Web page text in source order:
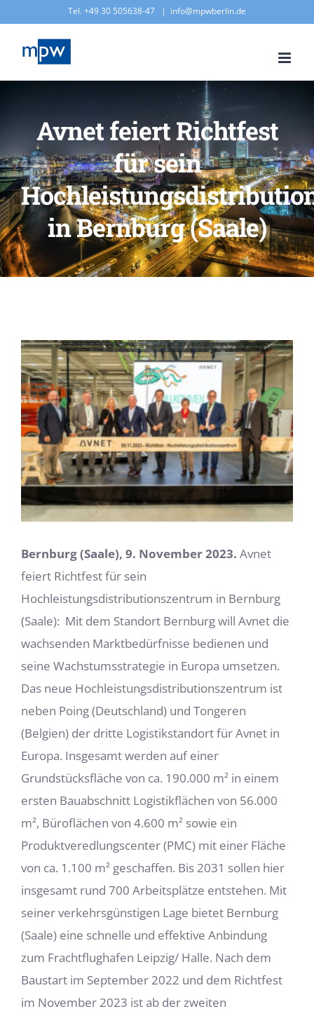
springen
Tel. +49 30 505638-47 | info@mpwberlin.de
Avnet feiert Richtfest
für sein
in Bernburg (Saale)
Zeige
grösseres
Bild
Bernburg (Saale), 9. November 2023. Avnet
feiert Richtfest für sein
Hochleistungsdistributionszentrum in Bernburg
(Saale): Mit dem Standort Bernburg will Avnet die
wachsenden Marktbedürfnisse bedienen und
seine Wachstumsstrategie in Europa umsetzen.
Das neue Hochleistungsdistributionszentrum ist
neben Poing (Deutschland) und Tongeren
(Belgien) der dritte Logistikstandort für Avnet in
Europa. Insgesamt werden auf einer
Grundstücksfläche von ca. 190.000 m² in einem
ersten Bauabschnitt Logistikflächen von 56.000
m², Büroflächen von 4.600 m² sowie ein
Produktveredlungscenter (PMC) mit einer Fläche
von ca. 1.100 m² geschaffen. Bis 2031 sollen hier
insgesamt rund 700 Arbeitsplätze entstehen. Mit
seiner verkehrsgünstigen Lage bietet Bernburg
(Saale) eine schnelle und effektive Anbindung
zum Frachtflughafen Leipzig/ Halle. Nach dem
Baustart im September 2022 und dem Richtfest
im November 2023 ist ab der zweiten